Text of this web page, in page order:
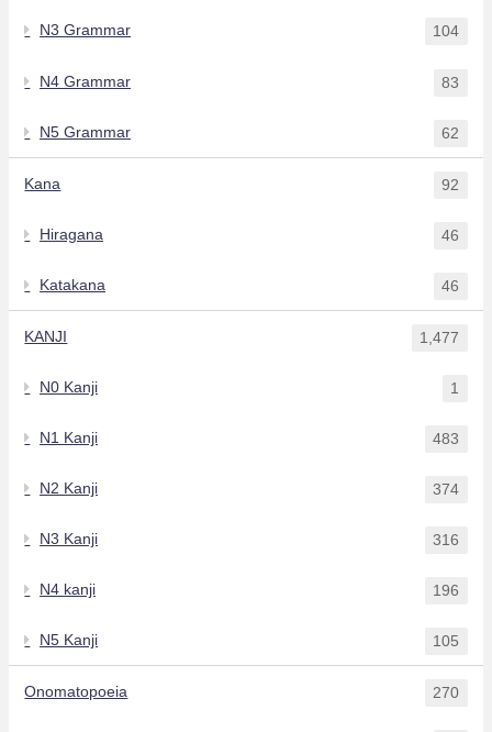
N3 Grammar 104
N4 Grammar 83
N5 Grammar 62
Kana 92
Hiragana 46
Katakana 46
KANJI 1,477
N0 Kanji 1
N1 Kanji 483
N2 Kanji 374
N3 Kanji 316
N4 kanji 196
N5 Kanji 105
Onomatopoeia 270